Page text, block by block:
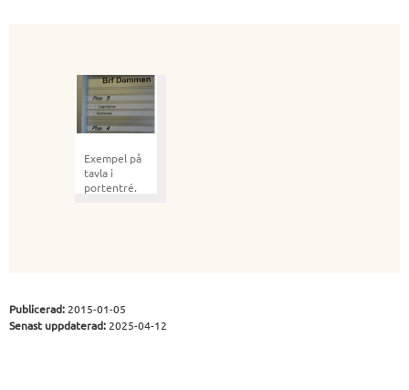
Exempel på
tavla i
portentré.
Publicerad: 2015-01-05
Senast uppdaterad: 2025-04-12